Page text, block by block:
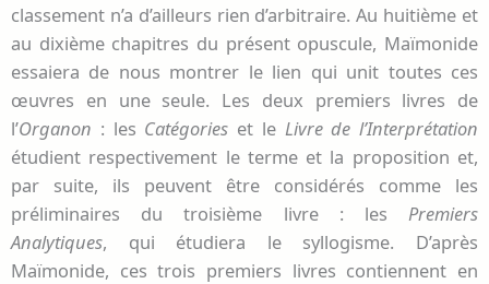
classement n’a d’ailleurs rien d’arbitraire. Au huitième et
au dixième chapitres du présent opuscule, Maïmonide
essaiera de nous montrer le lien qui unit toutes ces
œuvres en une seule. Les deux premiers livres de
l’Organon : les Catégories et le Livre de l’Interprétation
étudient respectivement le terme et la proposition et,
par suite, ils peuvent être considérés comme les
préliminaires du troisième livre : les Premiers
Analytiques, qui étudiera le syllogisme. D’après
Maïmonide, ces trois premiers livres contiennent en